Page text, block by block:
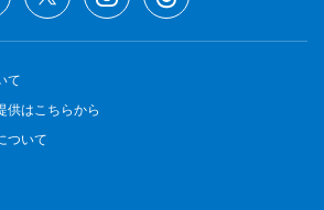
て
供はこちらから
ついて